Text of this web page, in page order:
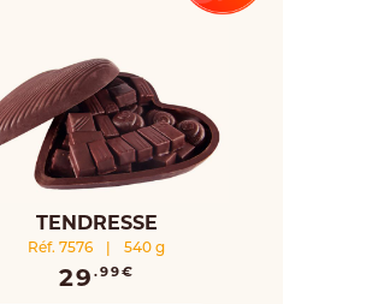
TENDRESSE
Réf. 7576 540 g
29 .99€